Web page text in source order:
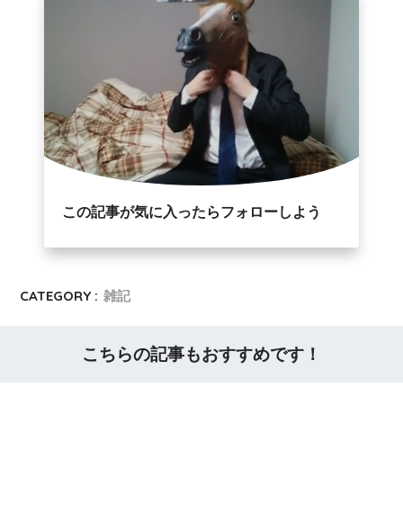
この記事が気に入ったらフォローしよう
CATEGORY : 雑記
こちらの記事もおすすめです！